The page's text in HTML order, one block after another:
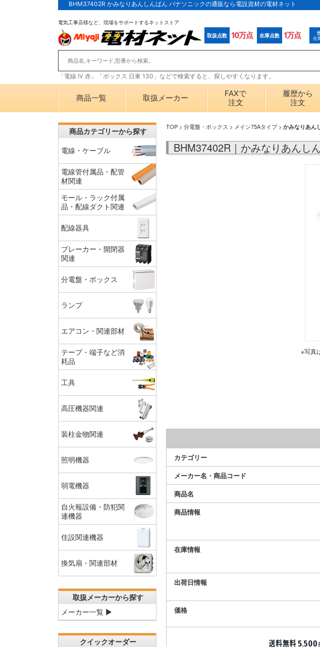
BHM37402R かみなりあんしんばん パナソニックの通販なら電設資材の電材ネット
電気工事店様など、現場をサポートするネットストア
取扱点数 10万点 在庫点数 1万点 在
「電線 IV 赤」「ボックス 日東 130」などで検索すると、探しやすくなります。
商品一覧 取扱メーカー
FAXで
注文
履歴から
注文
TOP > 分電盤・ボックス > メイン75Aタイプ> かみなりあん
BHM37402R｜かみなりあんし
※写真
カテゴリー
メーカー名・商品コード
商品名
商品情報
在庫情報
出荷日情報
価格
商品カテゴリーから探す
電線・ケーブル
電線管付属品・配管
材関連
モール・ラック付属
品・配線ダクト関連
配線器具
ブレーカー・開閉器
関連
分電盤・ボックス
ランプ
エアコン・関連部材
テープ・端子など消
耗品
工具
高圧機器関連
装柱金物関連
照明機器
弱電機器
自火報設備・防犯関
連機器
住設関連機器
換気扇・関連部材
取扱メーカーから探す
メーカー一覧 ▶
クイックオーダー